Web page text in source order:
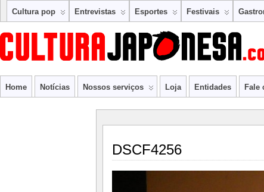
Cultura pop Entrevistas Esportes Festivais
Home Notícias Nossos serviços Loja Entidades Fale
DSCF4256